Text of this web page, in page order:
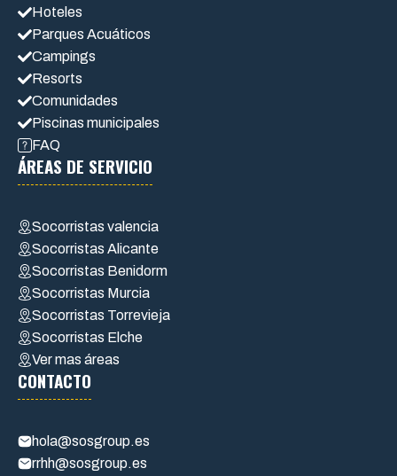
Hoteles
Parques Acuáticos
Campings
Resorts
Comunidades
Piscinas municipales
FAQ
ÁREAS DE SERVICIO
Socorristas valencia
Socorristas Alicante
Socorristas Benidorm
Socorristas Murcia
Socorristas Torrevieja
Socorristas Elche
Ver mas áreas
CONTACTO
hola@sosgroup.es
rrhh@sosgroup.es